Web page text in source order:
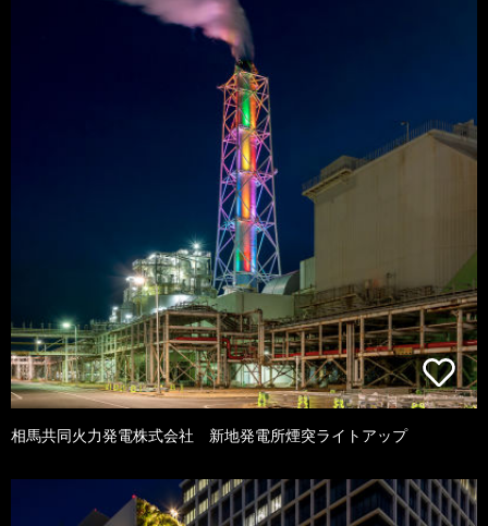
相馬共同火力発電株式会社 新地発電所煙突ライトアップ